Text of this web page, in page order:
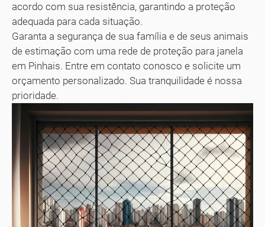
acordo com sua resistência, garantindo a proteção
adequada para cada situação.
Garanta a segurança de sua família e de seus animais
de estimação com uma rede de proteção para janela
em Pinhais. Entre em contato conosco e solicite um
orçamento personalizado. Sua tranquilidade é nossa
prioridade.